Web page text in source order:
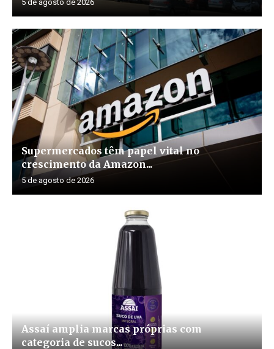
5 de agosto de 2026
Supermercados têm papel vital no
crescimento da Amazon...
5 de agosto de 2026
Assaí amplia marcas próprias com
categoria de sucos...